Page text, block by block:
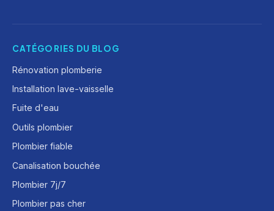
CATÉGORIES DU BLOG
Rénovation plomberie
Installation lave-vaisselle
Fuite d'eau
Outils plombier
Plombier fiable
Canalisation bouchée
Plombier 7j/7
Plombier pas cher